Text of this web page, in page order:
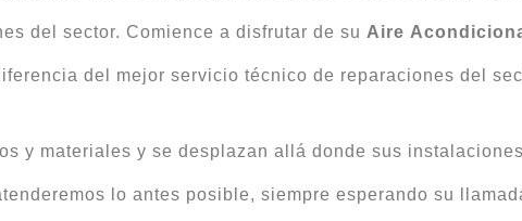
del sector. Comience a disfrutar de su Aire
del mejor servicio técnico de reparaciones del
y materiales y se desplazan allá donde sus instalaciones
lo antes posible, siempre esperando su